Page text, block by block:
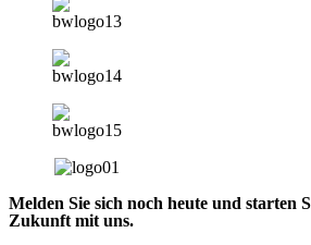
Melden Sie sich noch heute und starten
Zukunft mit uns.